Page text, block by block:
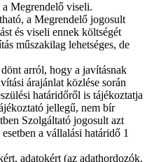
a Megrendelő viseli.
a Megrendelő jogosult
és viseli ennek költségét
műszakilag lehetséges, de
arról, hogy a javításnak
árajánlat közlése során
határidőről is tájékoztatja
jellegű, nem bír
Szolgáltató jogosult azt
a vállalási határidő 1
adatokért (az adathordozók,